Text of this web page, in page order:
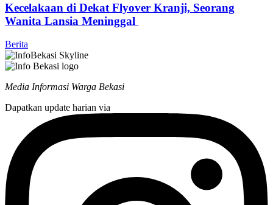
Kecelakaan di Dekat Flyover Kranji, Seorang
Wanita Lansia Meninggal
Berita
Media Informasi Warga Bekasi
Dapatkan update harian via